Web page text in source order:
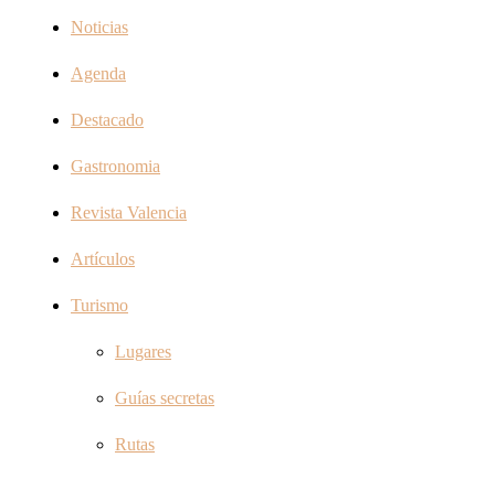
Noticias
Agenda
Destacado
Gastronomia
Revista Valencia
Artículos
Turismo
Lugares
Guías secretas
Rutas